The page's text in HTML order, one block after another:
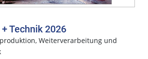
Technik 2026
Weiterverarbeitung und